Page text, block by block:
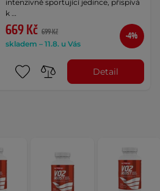
intenzivně sportující jedince, přispívá
k …
669 Kč 699 Kč
skladem – 11.8. u Vás
-4%
Detail